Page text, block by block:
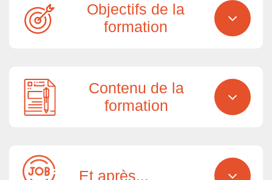
Objectifs de la
formation
Contenu de la
formation
Et après...